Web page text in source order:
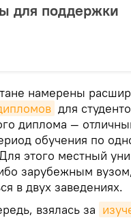
для поддержки
намерены
для
диплома —
обучения по
этого местный
зарубежным
в двух заведениях.
взялась за